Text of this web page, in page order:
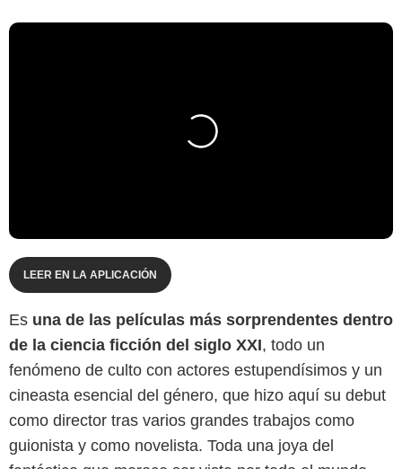
LEER EN LA APLICACIÓN
Es una de las películas más sorprendentes dentro
de la ciencia ficción del siglo XXI, todo un
fenómeno de culto con actores estupendísimos y un
cineasta esencial del género, que hizo aquí su debut
como director tras varios grandes trabajos como
guionista y como novelista. Toda una joya del